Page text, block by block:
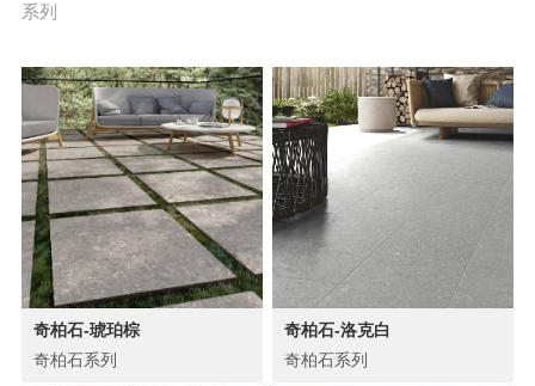
系列
奇柏石-琥珀棕
奇柏石系列
奇柏石-洛克白
奇柏石系列